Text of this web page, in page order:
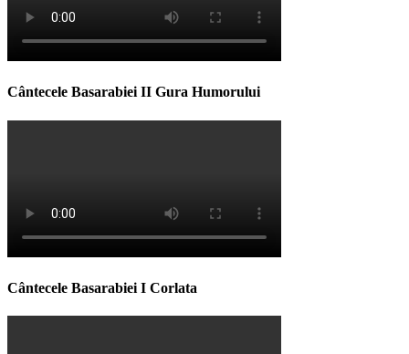
Cântecele Basarabiei II Gura Humorului
Cântecele Basarabiei I Corlata